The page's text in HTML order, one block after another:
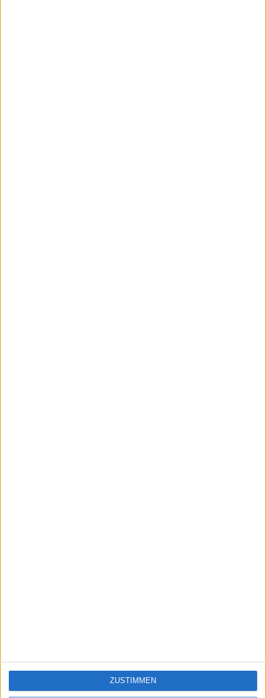
ZUSTIMMEN